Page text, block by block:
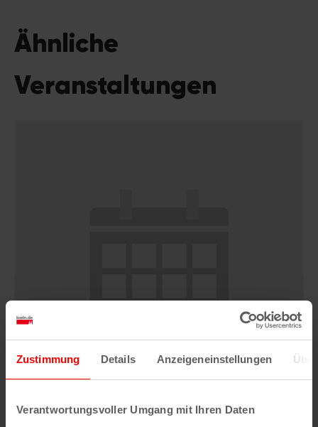
Zustimmung Details Anzeigeneinstellungen
Verantwortungsvoller Umgang mit Ihren Daten
Ähnliche
Veranstaltungen